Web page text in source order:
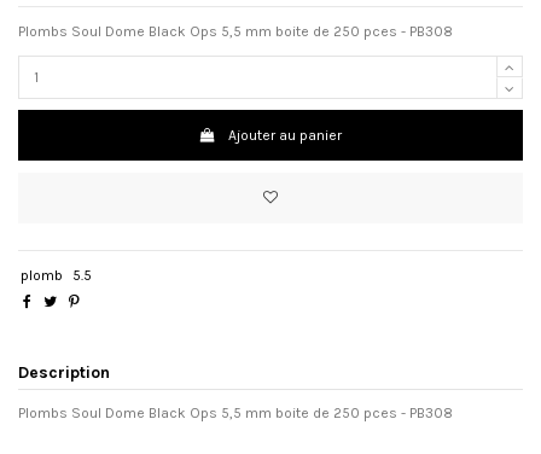
Plombs Soul Dome Black Ops 5,5 mm boite de 250 pces - PB308
Ajouter au panier
plomb 5.5
Description
Plombs Soul Dome Black Ops 5,5 mm boite de 250 pces - PB308